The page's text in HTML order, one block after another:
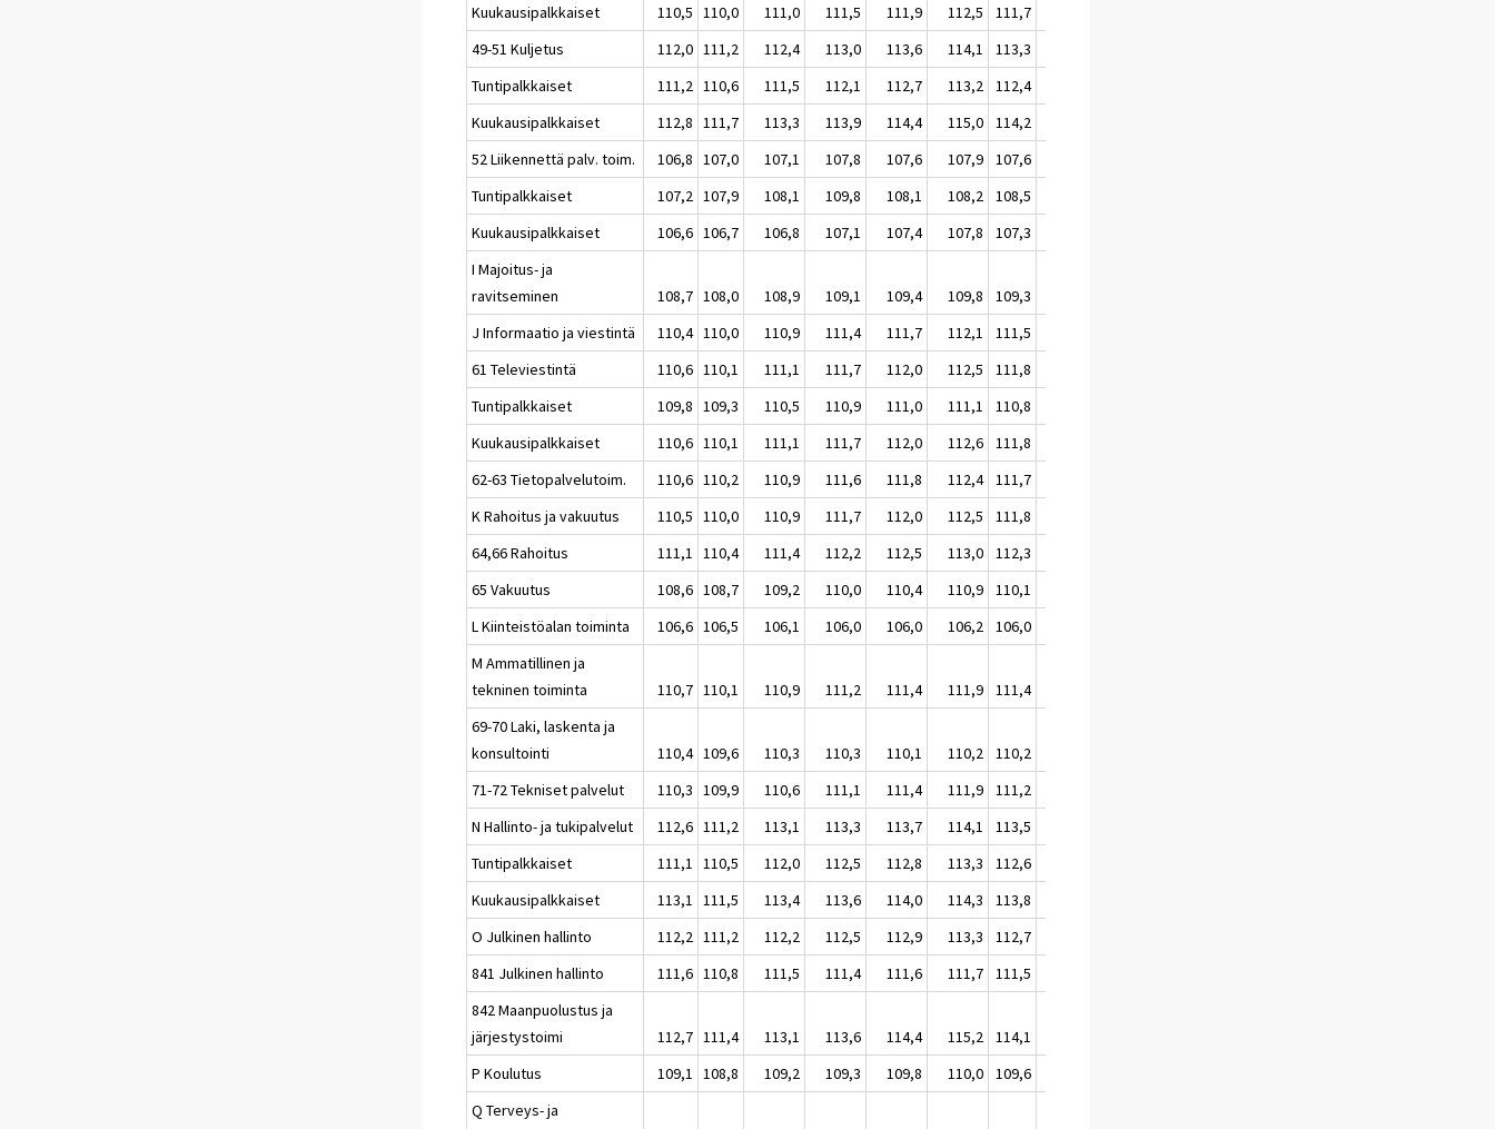
Kuukausipalkkaiset
110,5 110,0 111,0 111,5 111,9 112,5 111,7
49-51 Kuljetus
112,0 111,2 112,4 113,0 113,6 114,1 113,3
Tuntipalkkaiset
111,2 110,6 111,5 112,1 112,7 113,2 112,4
Kuukausipalkkaiset
112,8 111,7 113,3 113,9 114,4 115,0 114,2
52 Liikennettä palv. toim.
106,8 107,0 107,1 107,8 107,6 107,9 107,6
Tuntipalkkaiset
107,2 107,9 108,1 109,8 108,1 108,2 108,5
Kuukausipalkkaiset
106,6 106,7 106,8 107,1 107,4 107,8 107,3
I Majoitus- ja
ravitseminen
108,7 108,0 108,9 109,1 109,4 109,8 109,3
J Informaatio ja viestintä
110,4 110,0 110,9 111,4 111,7 112,1 111,5
61 Televiestintä
110,6 110,1 111,1 111,7 112,0 112,5 111,8
Tuntipalkkaiset
109,8 109,3 110,5 110,9 111,0 111,1 110,8
Kuukausipalkkaiset
110,6 110,1 111,1 111,7 112,0 112,6 111,8
62-63 Tietopalvelutoim.
110,6 110,2 110,9 111,6 111,8 112,4 111,7
K Rahoitus ja vakuutus
110,5 110,0 110,9 111,7 112,0 112,5 111,8
64,66 Rahoitus
111,1 110,4 111,4 112,2 112,5 113,0 112,3
65 Vakuutus
108,6 108,7 109,2 110,0 110,4 110,9 110,1
L Kiinteistöalan toiminta
106,6 106,5 106,1 106,0 106,0 106,2 106,0
M Ammatillinen ja
tekninen toiminta
110,7 110,1 110,9 111,2 111,4 111,9 111,4
69-70 Laki, laskenta ja
konsultointi
110,4 109,6 110,3 110,3 110,1 110,2 110,2
71-72 Tekniset palvelut
110,3 109,9 110,6 111,1 111,4 111,9 111,2
N Hallinto- ja tukipalvelut
112,6 111,2 113,1 113,3 113,7 114,1 113,5
Tuntipalkkaiset
111,1 110,5 112,0 112,5 112,8 113,3 112,6
Kuukausipalkkaiset
113,1 111,5 113,4 113,6 114,0 114,3 113,8
O Julkinen hallinto
112,2 111,2 112,2 112,5 112,9 113,3 112,7
841 Julkinen hallinto
111,6 110,8 111,5 111,4 111,6 111,7 111,5
842 Maanpuolustus ja
järjestystoimi
112,7 111,4 113,1 113,6 114,4 115,2 114,1
P Koulutus
109,1 108,8 109,2 109,3 109,8 110,0 109,6
Q Terveys- ja